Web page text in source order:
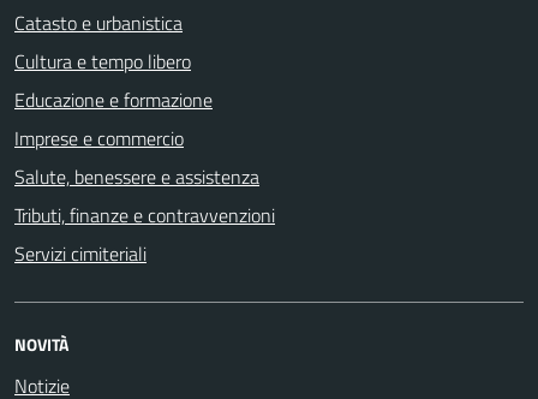
Catasto e urbanistica
Cultura e tempo libero
Educazione e formazione
Imprese e commercio
Salute, benessere e assistenza
Tributi, finanze e contravvenzioni
Servizi cimiteriali
NOVITÀ
Notizie